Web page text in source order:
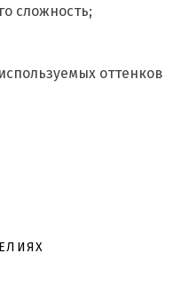
сложность;
оттенков